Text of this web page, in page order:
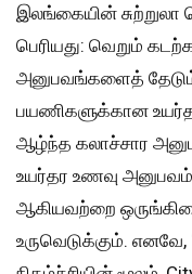
இலங்கையின்
பெரியது: வெறும்
அனுபவங்களைத்
பயணிகளுக்கான
ஆழ்ந்த கலாச்சார
உயர்தர உணவு
ஆகியவற்றை
உருவெடுக்கும். எனவே,